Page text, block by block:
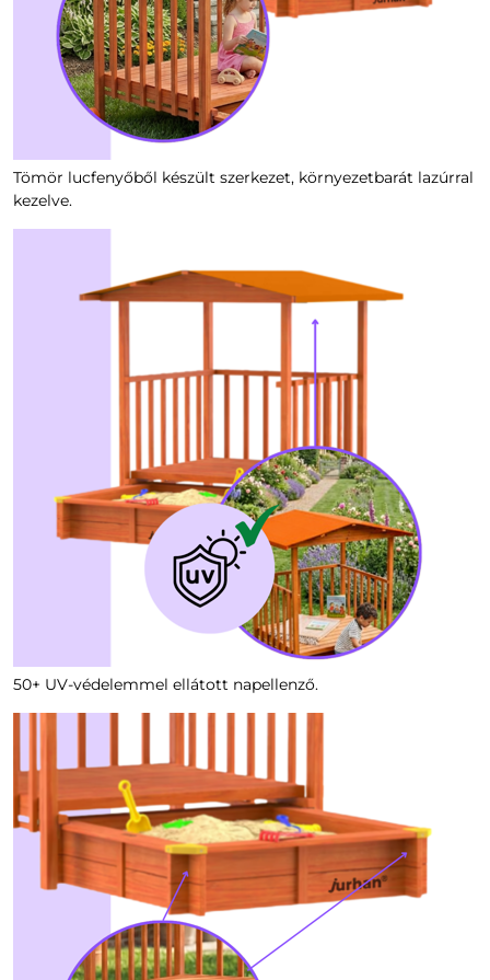
Tömör lucfenyőből készült szerkezet, környezetbarát lazúrral
kezelve.
50+ UV-védelemmel ellátott napellenző.